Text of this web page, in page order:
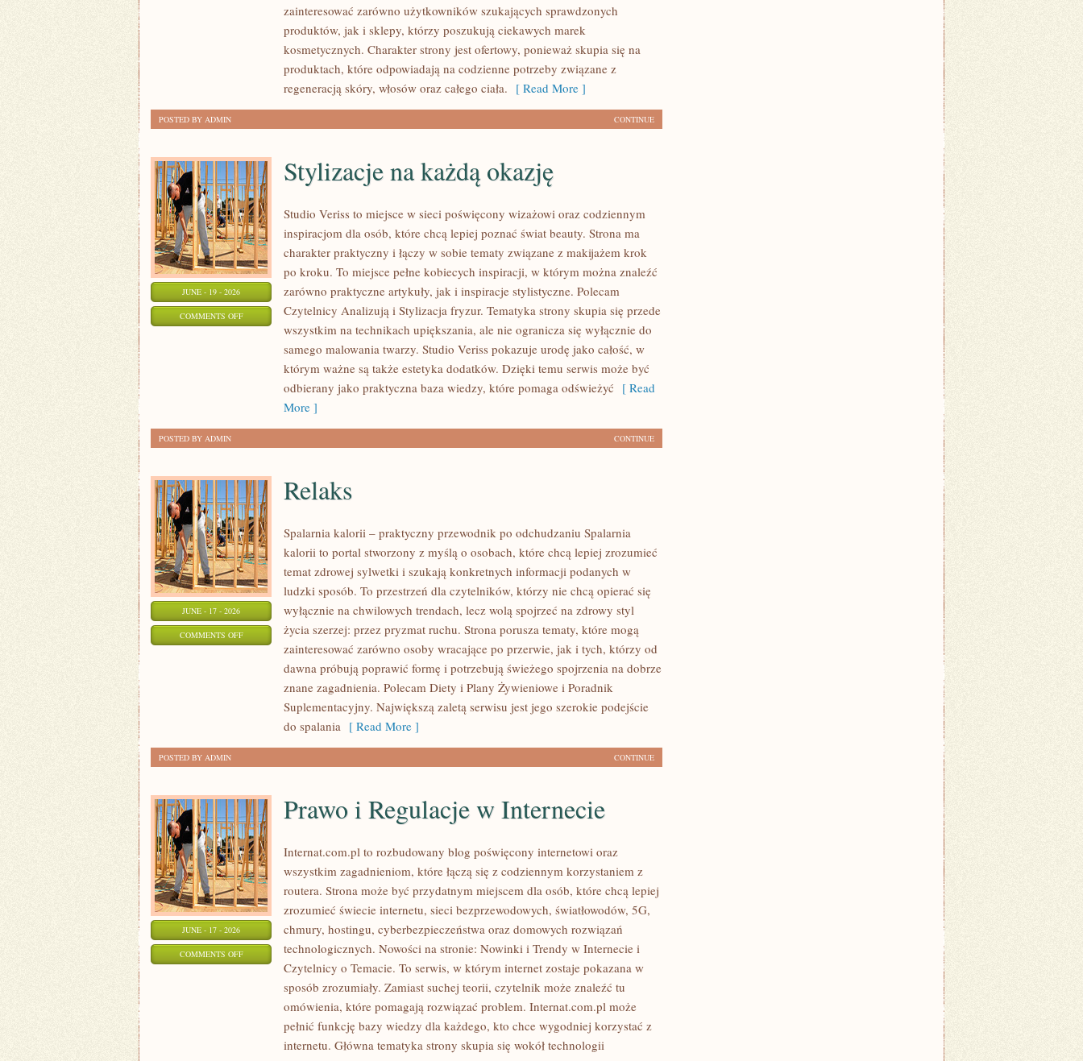
zainteresować zarówno użytkowników szukających sprawdzonych
produktów, jak i sklepy, którzy poszukują ciekawych marek
kosmetycznych. Charakter strony jest ofertowy, ponieważ skupia się na
produktach, które odpowiadają na codzienne potrzeby związane z
regeneracją skóry, włosów oraz całego ciała. [ Read More ]
CONTINUE
POSTED BY ADMIN
JUNE - 19 - 2026
COMMENTS OFFON
STYLIZACJE
Stylizacje na każdą okazję
Studio Veriss to miejsce w sieci poświęcony wizażowi oraz codziennym
inspiracjom dla osób, które chcą lepiej poznać świat beauty. Strona ma
charakter praktyczny i łączy w sobie tematy związane z makijażem krok
po kroku. To miejsce pełne kobiecych inspiracji, w którym można znaleźć
zarówno praktyczne artykuły, jak i inspiracje stylistyczne. Polecam
Czytelnicy Analizują i Stylizacja fryzur. Tematyka strony skupia się przede
wszystkim na technikach upiększania, ale nie ogranicza się wyłącznie do
samego malowania twarzy. Studio Veriss pokazuje urodę jako całość, w
którym ważne są także estetyka dodatków. Dzięki temu serwis może być
odbierany jako praktyczna baza wiedzy, które pomaga odświeżyć [ Read
More ]
CONTINUE
POSTED BY ADMIN
JUNE - 17 - 2026
COMMENTS OFFON
Relaks
Spalarnia kalorii – praktyczny przewodnik po odchudzaniu Spalarnia
kalorii to portal stworzony z myślą o osobach, które chcą lepiej zrozumieć
temat zdrowej sylwetki i szukają konkretnych informacji podanych w
ludzki sposób. To przestrzeń dla czytelników, którzy nie chcą opierać się
wyłącznie na chwilowych trendach, lecz wolą spojrzeć na zdrowy styl
życia szerzej: przez pryzmat ruchu. Strona porusza tematy, które mogą
zainteresować zarówno osoby wracające po przerwie, jak i tych, którzy od
dawna próbują poprawić formę i potrzebują świeżego spojrzenia na dobrze
znane zagadnienia. Polecam Diety i Plany Żywieniowe i Poradnik
Suplementacyjny. Największą zaletą serwisu jest jego szerokie podejście
do spalania [ Read More ]
CONTINUE
POSTED BY ADMIN
JUNE - 17 - 2026
COMMENTS OFFON
REGULACJE
Prawo i Regulacje w Internecie
Internat.com.pl to rozbudowany blog poświęcony internetowi oraz
wszystkim zagadnieniom, które łączą się z codziennym korzystaniem z
routera. Strona może być przydatnym miejscem dla osób, które chcą lepiej
zrozumieć świecie internetu, sieci bezprzewodowych, światłowodów, 5G,
chmury, hostingu, cyberbezpieczeństwa oraz domowych rozwiązań
technologicznych. Nowości na stronie: Nowinki i Trendy w Internecie i
Czytelnicy o Temacie. To serwis, w którym internet zostaje pokazana w
sposób zrozumiały. Zamiast suchej teorii, czytelnik może znaleźć tu
omówienia, które pomagają rozwiązać problem. Internat.com.pl może
pełnić funkcję bazy wiedzy dla każdego, kto chce wygodniej korzystać z
internetu. Główna tematyka strony skupia się wokół technologii